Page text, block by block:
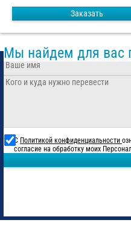
Заказать
Мы найдем для вас
С Политикой конфиденциальности
согласие на обработку моих